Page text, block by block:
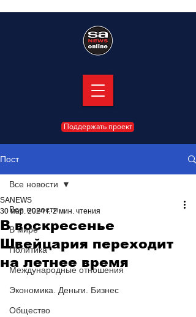
Поддержать проект
Пост
Все новости
В мире
Политика
Международные отношения
Экономика. Деньги. Бизнес
Общество
Все новости
В воскресенье
Швейцария переходит
на летнее время
SANEWS
30 мар. 2024 г. 2 мин. чтения